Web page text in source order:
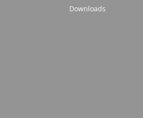
Downloads